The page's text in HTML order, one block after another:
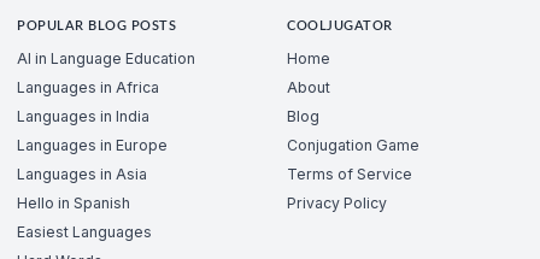
POPULAR BLOG POSTS
AI in Language Education
Languages in Africa
Languages in India
Languages in Europe
Languages in Asia
Hello in Spanish
Easiest Languages
COOLJUGATOR
Home
About
Blog
Conjugation Game
Terms of Service
Privacy Policy